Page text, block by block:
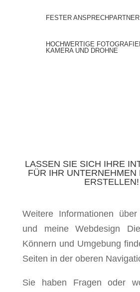
FESTER ANSPRECHPARTNER
HOCHWERTIGE
KAMERA UND DROHNE
LASSEN SIE SICH IHRE
FÜR IHR UNTERNEHMEN
ERSTELLEN!
Weitere Informationen
und meine Webdesign
Könnern und Umgebung
Seiten in der oberen
Sie haben Fragen oder